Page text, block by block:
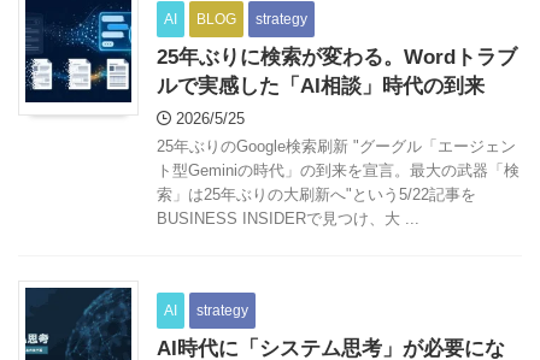
AI BLOG strategy
25年ぶりに検索が変わる。Wordトラブ
ルで実感した「AI相談」時代の到来
2026/5/25
25年ぶりのGoogle検索刷新 "グーグル「エージェン
ト型Geminiの時代」の到来を宣言。最大の武器「検
索」は25年ぶりの大刷新へ"という5/22記事を
BUSINESS INSIDERで見つけ、大 ...
AI strategy
AI時代に「システム思考」が必要にな